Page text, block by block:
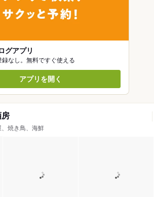
グアプリ
録なし。無料ですぐ使える
アプリを開く
房
焼き鳥、海鮮